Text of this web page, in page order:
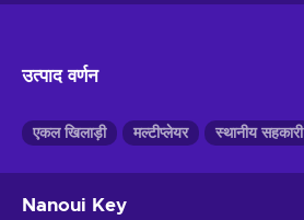
उत्पाद वर्णन
एकल खिलाड़ी मल्टीप्लेयर स्थानीय सहकारी
Nanoui Key